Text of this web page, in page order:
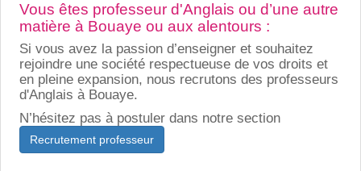
Vous êtes professeur d'Anglais ou d’une autre
matière à Bouaye ou aux alentours :
Si vous avez la passion d’enseigner et souhaitez
rejoindre une société respectueuse de vos droits et
en pleine expansion, nous recrutons des professeurs
d'Anglais à Bouaye.
N’hésitez pas à postuler dans notre section
Recrutement professeur